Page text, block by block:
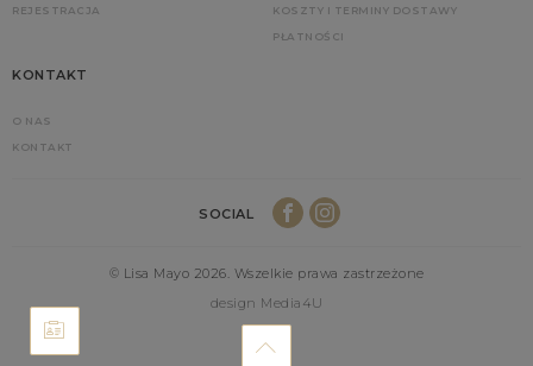
REJESTRACJA
KOSZTY I TERMINY DOSTAWY
PŁATNOŚCI
KONTAKT
O NAS
KONTAKT
SOCIAL
© Lisa Mayo 2026. Wszelkie prawa zastrzeżone
design Media4U